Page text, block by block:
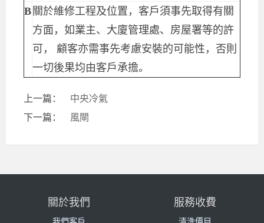
B 關於維修工程及位置，客戶須事先取得有關
方面，如業主、大廈管理處、房屋署等的許
可， 顧客亦需事先考慮安裝的可能性，否則
一切後果均由客戶承擔。
上一篇：
中央冷氣
下一篇：
風閘
關於我們 服務收費